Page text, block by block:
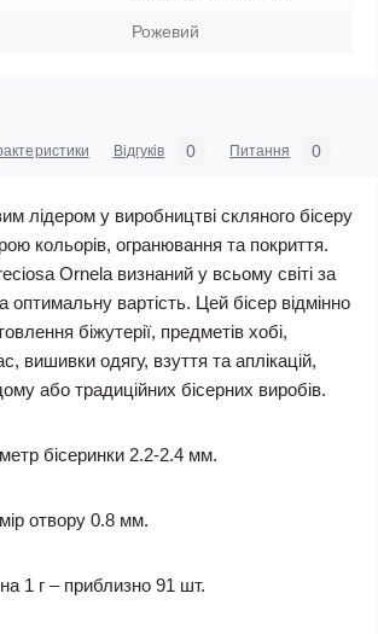
Рожевий
Відгуків 0 Питання 0
лідером у виробництві скляного бісеру
кольорів, огранювання та покриття.
Ornela визнаний у всьому світі за
оптимальну вартість. Цей бісер відмінно
біжутерії, предметів хобі,
вишивки одягу, взуття та аплікацій,
або традиційних бісерних виробів.
бісеринки 2.2-2.4 мм.
отвору 0.8 мм.
на 1 г – приблизно 91 шт.